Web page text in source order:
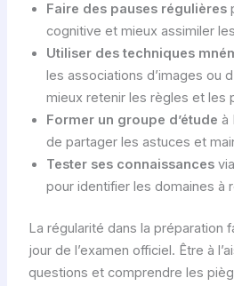
Faire des pauses régulières
cognitive et mieux assimiler
Utiliser des techniques
les associations d’images ou
mieux retenir les règles et les
Former un groupe d’étude à
de partager les astuces et
Tester ses connaissances
pour identifier les domaines à
La régularité dans la préparation
jour de l’examen officiel. Être à
questions et comprendre les